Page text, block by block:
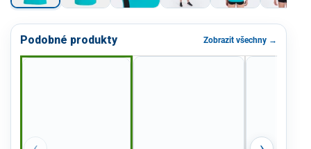
Podobné produkty Zobrazit všechny →